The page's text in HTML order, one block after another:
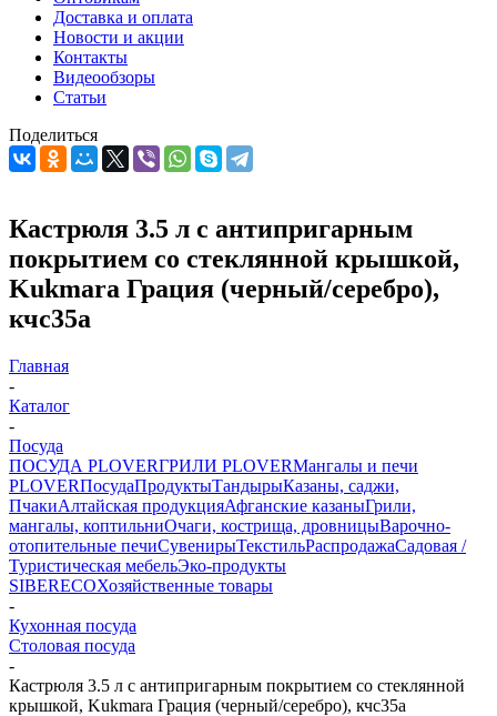
Доставка и оплата
Новости и акции
Контакты
Видеообзоры
Статьи
Поделиться
Кастрюля 3.5 л с антипригарным
покрытием со стеклянной крышкой,
Kukmara Грация (черный/серебро),
кчс35а
Главная
-
Каталог
-
Посуда
ПОСУДА PLOVERГРИЛИ PLOVERМангалы и печи
PLOVERПосудаПродуктыТандырыКазаны, саджи,
ПчакиАлтайская продукцияАфганские казаныГрили,
мангалы, коптильниОчаги, кострища, дровницыВарочно-
отопительные печиСувенирыТекстильРаспродажаСадовая /
Туристическая мебельЭко-продукты
SIBERECOХозяйственные товары
-
Кухонная посуда
Столовая посуда
-
Кастрюля 3.5 л с антипригарным покрытием со стеклянной
крышкой, Kukmara Грация (черный/серебро), кчс35а